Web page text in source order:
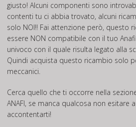
giusto! Alcuni componenti sono
contenti tu ci abbia trovato, alcuni
solo NOI!! Fai attenzione però, questo
essere NON compatibile con il tuo
univoco con il quale risulta legato alla
Quindi acquista questo ricambio solo
meccanici.
Cerca quello che ti occorre nella
ANAFI, se manca qualcosa non esitare
accontentarti!